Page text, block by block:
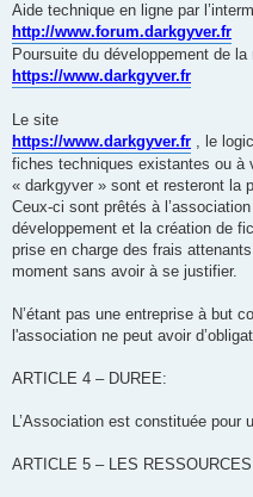
Aide technique en ligne par
http://www.forum.darkgyver.fr
Poursuite du développement de
https://www.darkgyver.fr
Le site
https://www.darkgyver.fr , le
fiches techniques existantes ou à
« darkgyver » sont et resteront la
Ceux-ci sont prêtés à
développement et la création de
prise en charge des frais
moment sans avoir à se justifier.
N’étant pas une entreprise à but
l'association ne peut avoir
ARTICLE 4 – DUREE:
L’Association est constituée pour
ARTICLE 5 – LES